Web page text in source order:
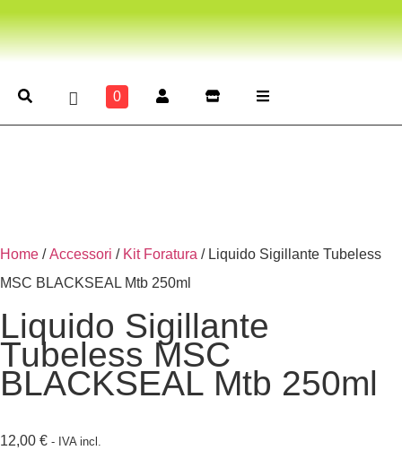
0
Home /Accessori / Kit Foratura / Liquido Sigillante Tubeless
MSC BLACKSEAL Mtb 250ml
Liquido Sigillante
Tubeless MSC
BLACKSEAL Mtb 250ml
12,00 € - IVA incl.